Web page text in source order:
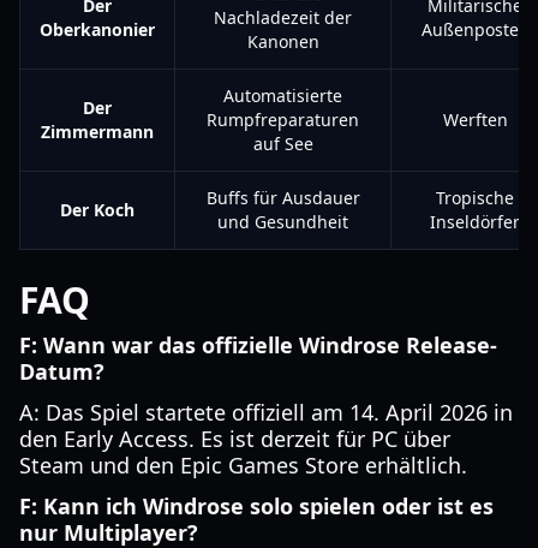
Der
Oberkanonier
Nachladezeit der
Kanonen
Militärische
Außenposten
Der
Zimmermann
Automatisierte
Rumpfreparaturen
auf See
Werften
Der Koch
Buffs für Ausdauer
und Gesundheit
Tropische
Inseldörfer
FAQ
F: Wann war das offizielle Windrose Release-
Datum?
A: Das Spiel startete offiziell am 14. April 2026 in
den Early Access. Es ist derzeit für PC über
Steam und den Epic Games Store erhältlich.
F: Kann ich Windrose solo spielen oder ist es
nur Multiplayer?